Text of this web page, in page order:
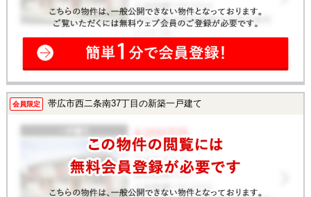
会員限定 帯広市西二条南37丁目の新築一戸建て